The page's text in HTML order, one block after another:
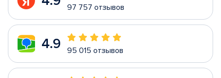
97 757 отзывов
4.9 95 015 отзывов